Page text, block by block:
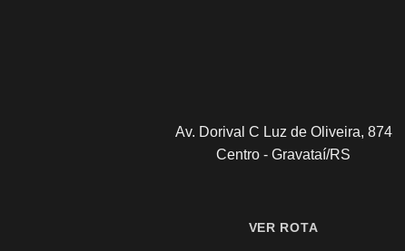
Av. Dorival C Luz de Oliveira, 874
Centro - Gravataí/RS
VER ROTA